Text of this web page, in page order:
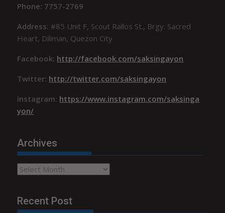
Phone: 7757-2769
Address:#85 Unit F, Scout Rallos St., Brgy. Sacred
Heart, Diliman, Quezon City
Facebook: http://facebook.com/saksingayon
Twitter: http://twitter.com/saksingayon
Instagram: https://www.instagram.com/saksinga
yon/
Archives
Archives
Recent Post